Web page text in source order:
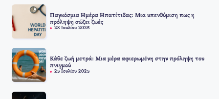
Παγκόσμια Ημέρα Ηπατίτιδας: Μια υπενθύμιση πως η
πρόληψη σώζει ζωές
28 Ιουλίου 2025
Κάθε ζωή μετρά: Μια μέρα αφιερωμένη στην πρόληψη του
πνιγμού
25 Ιουλίου 2025